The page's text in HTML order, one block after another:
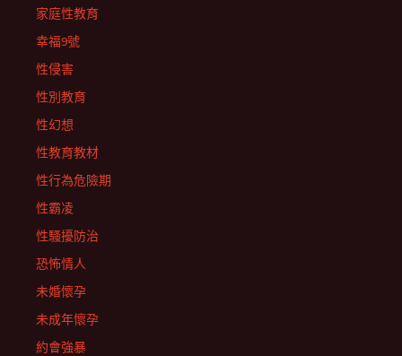
家庭性教育
幸福9號
性侵害
性別教育
性幻想
性教育教材
性行為危險期
性霸凌
性騷擾防治
恐怖情人
未婚懷孕
未成年懷孕
約會強暴